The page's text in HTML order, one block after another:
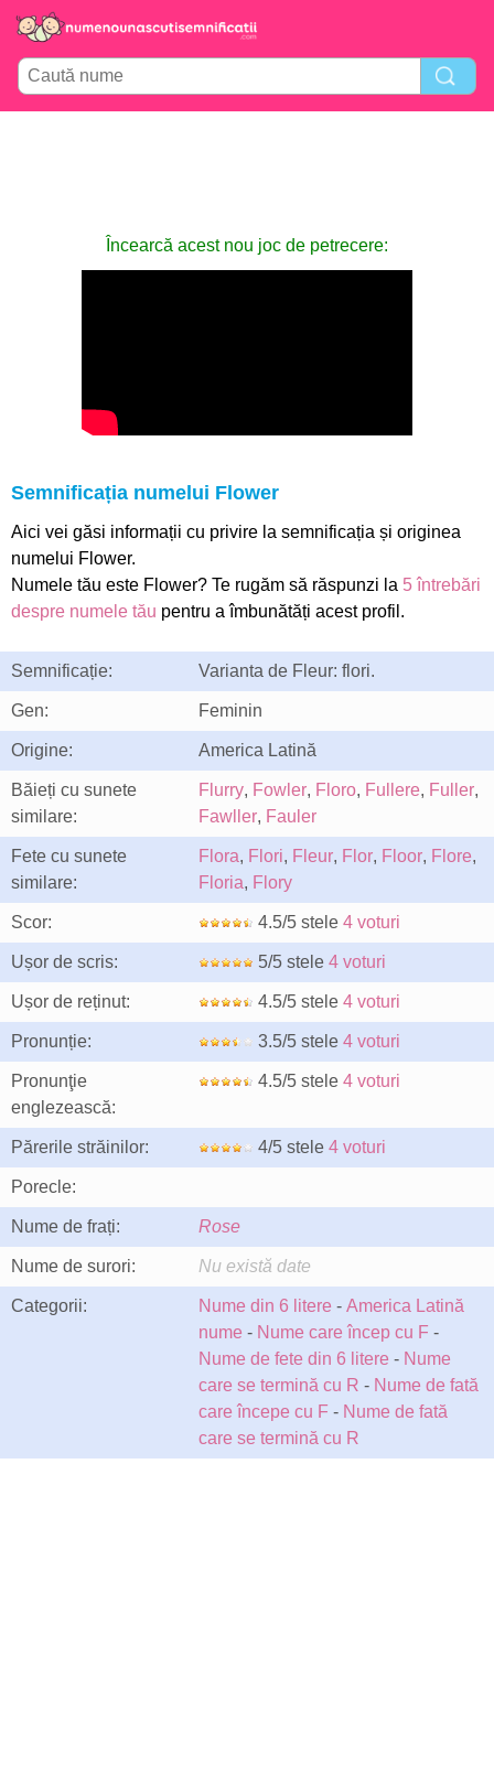
Încearcă acest nou joc de petrecere:
Semnificația numelui Flower
Aici vei găsi informații cu privire la semnificația și originea
numelui Flower.
Numele tău este Flower? Te rugăm să răspunzi la 5 întrebări
despre numele tău pentru a îmbunătăți acest profil.
Semnificație: Varianta de Fleur: flori.
Gen: Feminin
Origine: America Latină
Băieți cu sunete
similare:
Flurry, Fowler, Floro, Fullere, Fuller,
Fawller, Fauler
Fete cu sunete
similare:
Flora, Flori, Fleur, Flor, Floor, Flore,
Floria, Flory
Scor: 4.5/5 stele 4 voturi
Ușor de scris: 5/5 stele 4 voturi
Ușor de reținut: 4.5/5 stele 4 voturi
Pronunție: 3.5/5 stele 4 voturi
Pronunţie
englezească:
4.5/5 stele 4 voturi
Părerile străinilor: 4/5 stele 4 voturi
Porecle:
Nume de frați: Rose
Nume de surori: Nu există date
Categorii: Nume din 6 litere - America Latină
nume - Nume care încep cu F -
Nume de fete din 6 litere - Nume
care se termină cu R - Nume de fată
care începe cu F - Nume de fată
care se termină cu R